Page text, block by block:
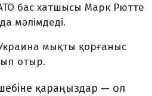
бас хатшысы Марк Рютте
мәлімдеді.
мықты қорғаныс
отыр.
қараңыздар — ол